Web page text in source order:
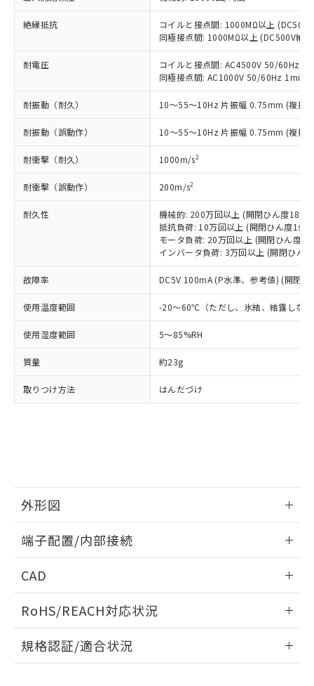
絶縁抵抗
コイルと接点間: 1000MΩ以上
同極接点間: 1000MΩ以上 (DC500V絶
耐電圧
コイルと接点間: AC4500V 50/60Hz
同極接点間: AC1000V 50/60Hz 1min
耐振動（耐久） 10～55～10Hz 片振幅 0.75mm (複振
耐振動（誤動作） 10～55～10Hz 片振幅 0.75mm (複振
耐衝撃（耐久） 1000m/s2
耐衝撃（誤動作） 200m/s2
耐久性
機械的: 200万回以上 (開閉ひん度
抵抗負荷: 10万回以上 (開閉ひん度1s
モータ負荷: 20万回以上 (開閉ひん度
インバータ負荷: 3万回以上 (開閉ひん
故障率 DC5V 100mA (P水準、参考値) (開閉
使用温度範囲 -20～60℃（ただし、氷結、結露しな
使用湿度範囲 5～85%RH
質量 約23g
取りつけ方法 はんだづけ
外形図
外形図
端子配置/内部接続
端子配置/内部接続
CAD
ドすることができます。
ログイン/会員登録
RoHS/REACH対応状況
G4A-1A-E DC24のRoHS対応状況については、営業部門もし
規格認証/適合状況
(税抜)を提供させていただくもので
当社制御機器事業取扱商品の中には、
本サービスの対象外となる商品もある
ことをご了承ください。
在庫状況および標準価格照会結果は、
記載している更新日時点での社内デー
タに基づき作成されるものであり、閲
覧された時点での実際の在庫および標
準価格とは異なる場合があることをご
正式な納期状況および標準価格はお客
様のお取引先、またはお客様担当のオ
ムロン制御機器販売店・当社販売員に
ご相談ください。
オムロン制御機器販売店や当社販売拠
販売ネットワーク
」をご確認
在庫状況および標準価格結果を当社の
事前の承諾なく第三者に漏洩または開
マイパーツ機能（部品リスト作成サー
ビス）をご利用いただくには、I-Web
お客様が当ウェブサイト上で当社にご
登録された部品リストについて、当社
および当社の共同利用者が、当社の製
用者の範囲」に記載されている法人を
非該当品：ライセンス料など無形物で、有
害物質有無と関係のない商品です。
仕入先様の事情により、非含有部品として
いたものが、含有品と判明した場合などや
むを得ず変更することがあります。
*EU RoHS指令（10物質）：
鉛(Pb) 1000ppm以下、 水銀(Hg) 1000ppm以下、 カド
ミウム(Cd) 100ppm以下、
六価クロム(Cr(Ⅵ)) 1000ppm以下、ポリ臭化ビフェニル
(PBDE) 1000ppm以下、フタル酸ビス(2-エチルヘキシ
ル) (DEHP)(別名：DOP) 1000ppm以下、フタル酸ブチ
ルベンジル（BBP） 1000ppm以下、フタル酸ジブチル
（DBP） 1000ppm以下、フタル酸ジイソブチル
(DIBP) 1000ppm以下
フタル酸エステル類の４物質については閾値を超える意
図的な使用がないことを確認しています。
部品在庫の切り替え状況などにより、予定
月が前後することがあります。
※3 非含有証明書ダウンロード
※本証明書は発行日時点で非含有を証明す
るもので、過去に遡って非含有を証明する
ものではありません。
物質の対応では、対応完了までの期間は出
荷製品に未対応品が混在することから備考
していることから、特段のことがない限
り、2022年1月12日より割愛しておりま
す。
「○」：最大均質材料含有率が中国RoHSの
基準値以下であることを示します。
「×」：最大均質材料含有率が中国RoHSの
基準値を超えていることを示します。
「－」：未確認です。当社販売部門へお問
*中国RoHS10物質の基準値 (GB/T26572)：
ム) : 100ppm、
Cr(Ⅵ)(六価クロム) : 1000ppm、 PBBs(ポリ臭化ビフェ
ニル類) : 1000ppm、 PBDEs(ポリ臭化ジフェニルエーテ
ル類) : 1000ppm、
DBP(フタル酸ジブチル) : 1000ppm、 DIBP(フタル酸ジ
イソブチル) : 1000ppm、 BBP(フタル酸ブチルベンジ
DEHP(フタル酸ビス(2-エチルヘキシル)) : 1000ppm
※2 環境保護使用期限
「ｅ」：有害物質（10物質）のすべてが基
準値以下であることを示します。
「10」：通常の使用状況下において有害物
質が外部に漏えいし、環境に深刻な影響を
及ぼさない年数を意味します。
「－」：未確認です。当社販売部門へお問
当社は、これら貴社製品のうち、外国
為替および外国貿易法に定める商品
（以下｢規制貨物等」という）を輸出
または国外への提供する場合は、日本
国政府の輸出許可(または役務取引許
可)を取得するなどの必要な手続きを
当社は規制貨物を破棄する場合は、完
全に破砕するなど、違法に輸出されな
いよう必要な手段を講じます。
ル、化学兵器、生物兵器またはその他
武器並びにこれらの製造装置等に一切
使用いたしません。
当社は、貴社製品を第三者に販売する
場合は、上記1、2および3の内容を当
該第三者に通知します。また当社は、
販売先および販売に係わる関係者が違
法に輸出するおそれがある場合は、取
り引きをいたしません。
記
○ 一定数以上の在庫あり
△ 一定数には満たないが在庫あり
在庫なし(最新の在庫状況につ
いては、お客様のお取引先、ま
たはお客様担当のオムロン制御
機器販売店・当社販売員にご確
空
白
受注生産機種、また在庫状況の
情報を公開していない機種